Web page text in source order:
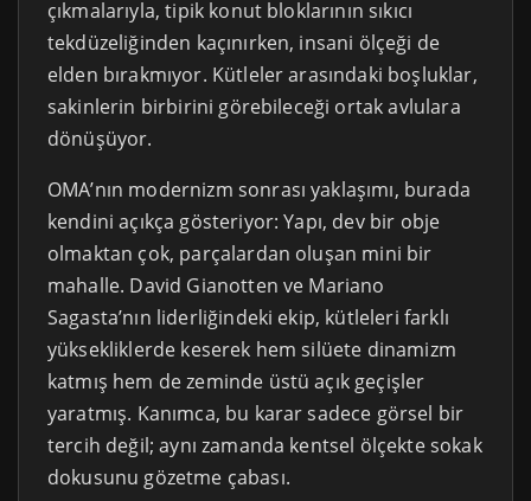
çıkmalarıyla, tipik konut bloklarının sıkıcı
tekdüzeliğinden kaçınırken, insani ölçeği de
elden bırakmıyor. Kütleler arasındaki boşluklar,
sakinlerin birbirini görebileceği ortak avlulara
dönüşüyor.
OMA’nın modernizm sonrası yaklaşımı, burada
kendini açıkça gösteriyor: Yapı, dev bir obje
olmaktan çok, parçalardan oluşan mini bir
mahalle. David Gianotten ve Mariano
Sagasta’nın liderliğindeki ekip, kütleleri farklı
yüksekliklerde keserek hem silüete dinamizm
katmış hem de zeminde üstü açık geçişler
yaratmış. Kanımca, bu karar sadece görsel bir
tercih değil; aynı zamanda kentsel ölçekte sokak
dokusunu gözetme çabası.